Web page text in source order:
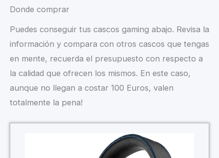
Donde comprar
Puedes conseguir tus cascos gaming abajo. Revisa la
información y compara con otros cascos que tengas
en mente, recuerda el presupuesto con respecto a
la calidad que ofrecen los mismos. En este caso,
aunque no llegan a costar 100 Euros, valen
totalmente la pena!